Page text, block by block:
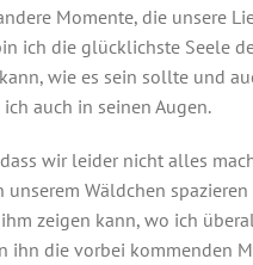
Momente, die unsere
ich die glücklichste Seele
wie es sein sollte und
auch in seinen Augen.
wir leider nicht alles
Wäldchen spazieren
zeigen kann, wo ich
ihn die vorbei kommenden